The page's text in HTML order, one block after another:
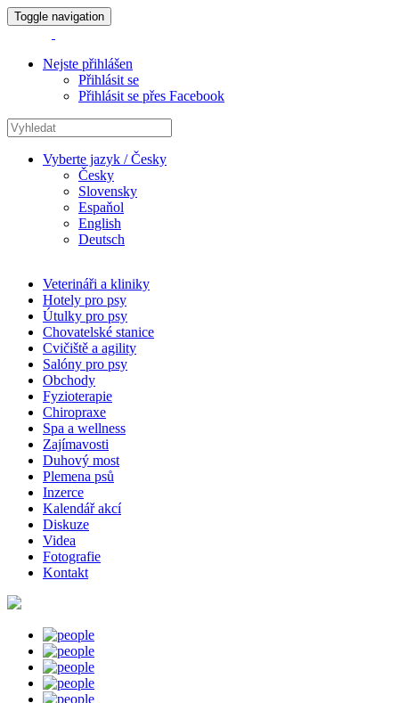
Toggle navigation
Nejste přihlášen
Přihlásit se
Přihlásit se přes Facebook
Vyberte jazyk / Česky
Česky
Slovensky
Espaňol
English
Deutsch
Veterináři a kliniky
Hotely pro psy
Útulky pro psy
Chovatelské stanice
Cvičiště a agility
Salóny pro psy
Obchody
Fyzioterapie
Chiropraxe
Spa a wellness
Zajímavosti
Duhový most
Plemena psů
Inzerce
Kalendář akcí
Diskuze
Videa
Fotografie
Kontakt